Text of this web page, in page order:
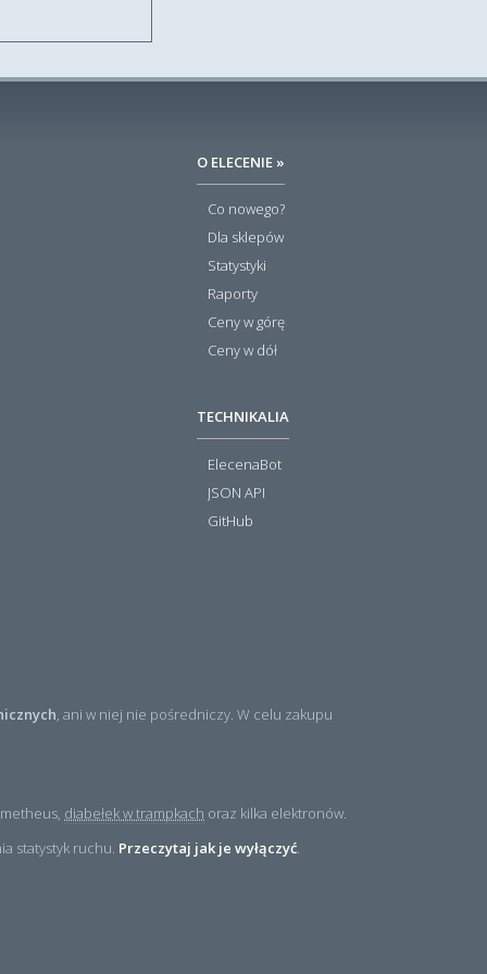
O ELECENIE »
Co nowego?
Dla sklepów
Statystyki
Raporty
Ceny w górę
Ceny w dół
TECHNIKALIA
ElecenaBot
JSON API
GitHub
, ani w niej nie pośredniczy. W celu zakupu
diabełek w trampkach oraz kilka elektronów.
statystyk ruchu. Przeczytaj jak je wyłączyć.